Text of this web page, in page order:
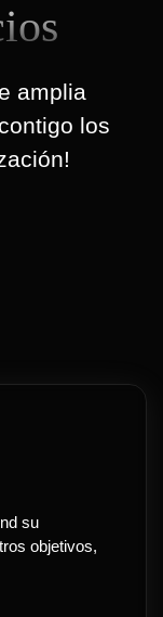
amplia
los
su
objetivos,